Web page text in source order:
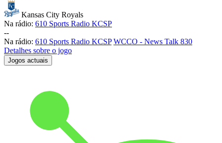
Kansas City Royals
Na rádio: 610 Sports Radio KCSP
--
Na rádio: 610 Sports Radio KCSP WCCO - News Talk 830
Detalhes sobre o jogo
Jogos actuais